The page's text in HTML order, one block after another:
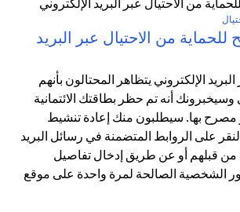
من الاحتيال عبر البريد
الإلكتروني يتظاهر المحتالون بأنهم
أنه تم حظر بطاقتك الائتمانية
بها. سيطلبون منك إعادة تنشيط
على الروابط المتضمنة في رسائل البريد
من قبلهم أو عن طريق إدخال تفاصيل
الشخصية الصالحة لمرة واحدة على موقع